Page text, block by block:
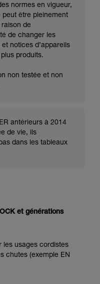
normes en vigueur,
peut être pleinement
de
de changer les
notices d’appareils
produits.
non testée et non
antérieurs à 2014
de vie, ils
dans les tableaux
et générations
les usages cordistes
chutes (exemple EN